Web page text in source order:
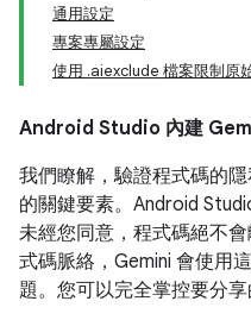
通用設定
專案專屬設定
使用 .aiexclude 檔案限制原
Android Studio 內建
我們瞭解，驗證程式碼的
的關鍵要素。Android
未經您同意，程式碼絕不
式碼脈絡，Gemini 會使用
題。您可以完全掌控要分享